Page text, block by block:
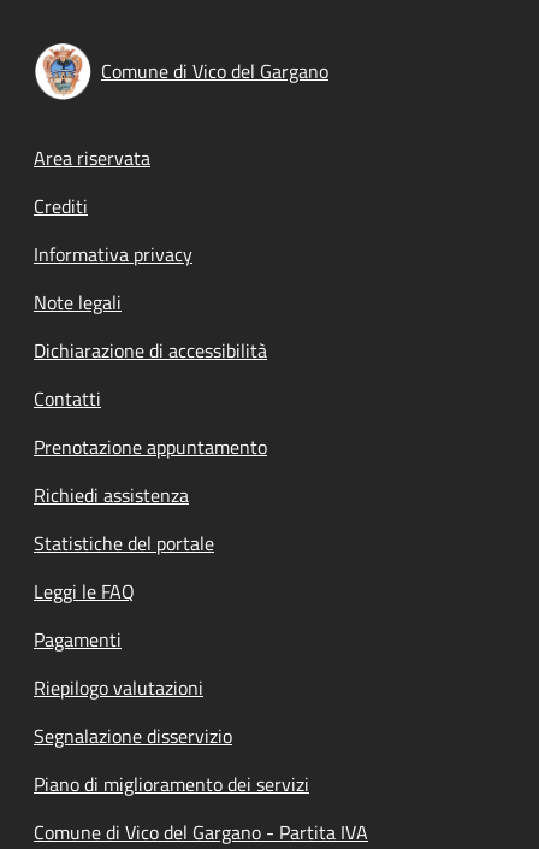
Comune di Vico del Gargano
Footer menu
Area riservata
Crediti
Informativa privacy
Note legali
Dichiarazione di accessibilità
Contatti
Prenotazione appuntamento
Richiedi assistenza
Statistiche del portale
Leggi le FAQ
Pagamenti
Riepilogo valutazioni
Segnalazione disservizio
Piano di miglioramento dei servizi
Comune di Vico del Gargano - Partita IVA